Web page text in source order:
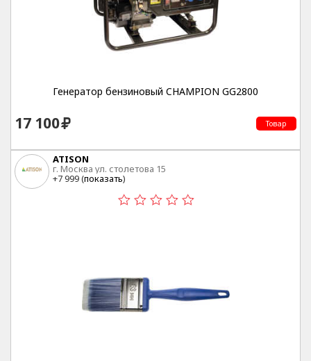
Генератор бензиновый CHAMPION GG2800
17 100 Товар
ATISON
г. Москва ул. столетова 15
+7 999 (показать)